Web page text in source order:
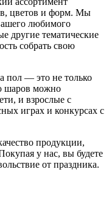
цветов и форм. Мы
любимого
другие тематические
собрать свою
пол — это не только
шаров можно
и взрослые с
играх и конкурсах с
продукции,
у нас, вы будете
от праздника.